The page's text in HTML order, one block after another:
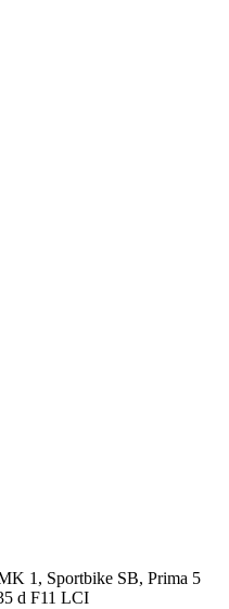
1, Sportbike SB, Prima 5
d F11 LCI